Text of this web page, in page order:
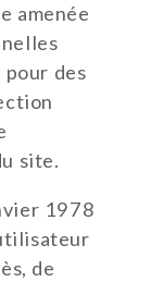
amenée
des
site.
1978
de